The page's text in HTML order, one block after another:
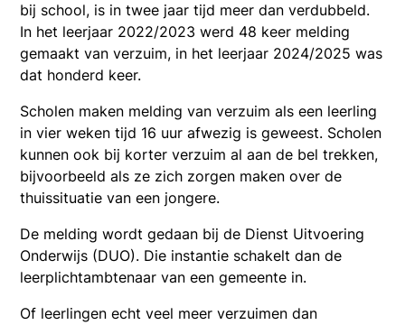
bij school, is in twee jaar tijd meer dan verdubbeld.
In het leerjaar 2022/2023 werd 48 keer melding
gemaakt van verzuim, in het leerjaar 2024/2025 was
dat honderd keer.
Scholen maken melding van verzuim als een leerling
in vier weken tijd 16 uur afwezig is geweest. Scholen
kunnen ook bij korter verzuim al aan de bel trekken,
bijvoorbeeld als ze zich zorgen maken over de
thuissituatie van een jongere.
De melding wordt gedaan bij de Dienst Uitvoering
Onderwijs (DUO). Die instantie schakelt dan de
leerplichtambtenaar van een gemeente in.
Of leerlingen echt veel meer verzuimen dan